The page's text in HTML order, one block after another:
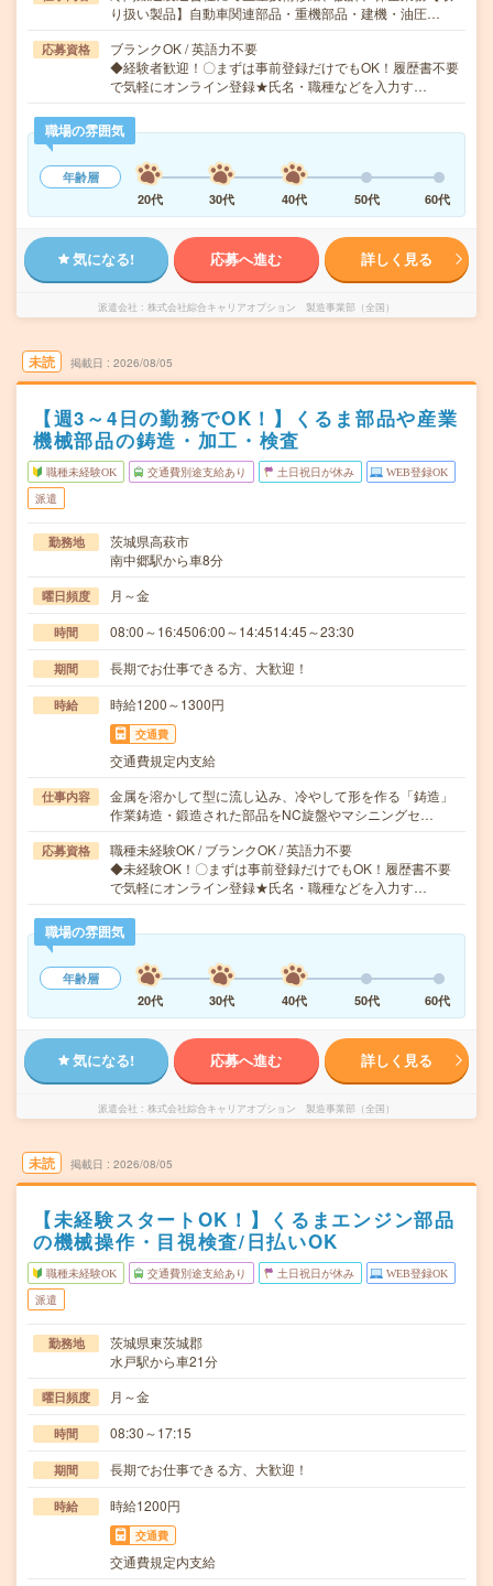
り扱い製品】自動車関連部品・重機部品・建機・油圧…
応募資格
ブランクOK / 英語力不要
◆経験者歓迎！〇まずは事前登録だけでもOK！履歴書不要
で気軽にオンライン登録★氏名・職種などを入力す…
職場の雰囲気
年齢層
20代
30代 40代 50代 60代
気になる! 応募へ進む 詳しく見る
派遣会社 株式会社綜合キャリアオプション 製造事業部（全国）
未読 掲載日 2026/08/05
【週3～4日の勤務でOK！】くるま部品や産業
機械部品の鋳造・加工・検査
職種未経験OK 交通費別途支給あり 土日祝日が休み WEB登録OK
派遣
勤務地
茨城県高萩市
南中郷駅から車8分
曜日頻度 月～金
時間 08:00～16:4506:00～14:4514:45～23:30
期間 長期でお仕事できる方、大歓迎！
時給 時給1200～1300円
交通費
交通費規定内支給
仕事内容
金属を溶かして型に流し込み、冷やして形を作る「鋳造」
作業鋳造・鍛造された部品をNC旋盤やマシニングセ…
応募資格
職種未経験OK / ブランクOK / 英語力不要
◆未経験OK！〇まずは事前登録だけでもOK！履歴書不要
で気軽にオンライン登録★氏名・職種などを入力す…
職場の雰囲気
年齢層
20代
30代 40代 50代 60代
気になる! 応募へ進む 詳しく見る
派遣会社 株式会社綜合キャリアオプション 製造事業部（全国）
未読 掲載日 2026/08/05
【未経験スタートOK！】くるまエンジン部品
の機械操作・目視検査/日払いOK
職種未経験OK 交通費別途支給あり 土日祝日が休み WEB登録OK
派遣
勤務地
茨城県東茨城郡
水戸駅から車21分
曜日頻度 月～金
時間 08:30～17:15
期間 長期でお仕事できる方、大歓迎！
時給 時給1200円
交通費
交通費規定内支給